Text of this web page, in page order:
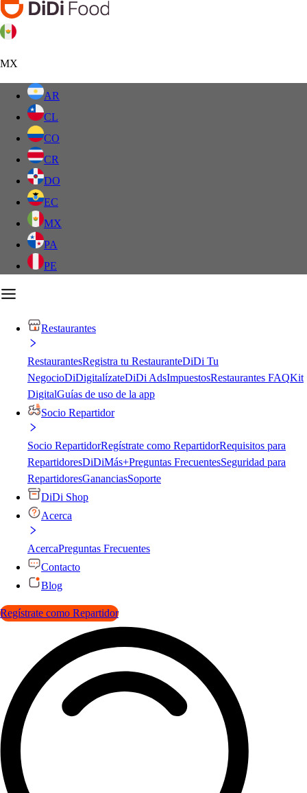
MX
AR
CL
CO
CR
DO
EC
MX
PA
PE
Restaurantes
RestaurantesRegistra tu RestauranteDiDi Tu
NegocioDiDigitalízateDiDi AdsImpuestosRestaurantes FAQKit
DigitalGuías de uso de la app
Socio Repartidor
Socio RepartidorRegístrate como RepartidorRequisitos para
RepartidoresDiDiMás+Preguntas FrecuentesSeguridad para
RepartidoresGananciasSoporte
DiDi Shop
Acerca
AcercaPreguntas Frecuentes
Contacto
Blog
Regístrate como Repartidor